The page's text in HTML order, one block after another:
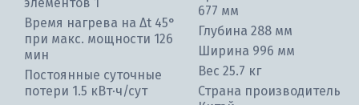
Время нагрева на ∆t 45°
при макс. мощности 126
мин
Постоянные суточные
потери 1.5 кВт⋅ч/сут
677 мм
Глубина 288 мм
Ширина 996 мм
Вес 25.7 кг
Страна производитель